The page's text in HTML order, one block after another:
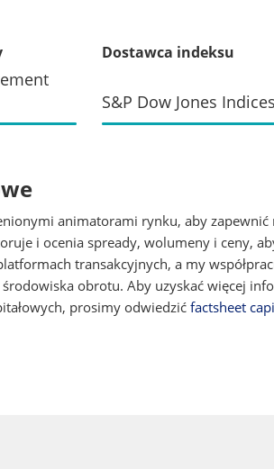
Dostawca indeksu
S&P Dow Jones Indices
animatorami rynku, aby
i ocenia spready, wolumeny i ceny,
transakcyjnych, a my
obrotu. Aby uzyskać więcej
prosimy odwiedzić factsheet